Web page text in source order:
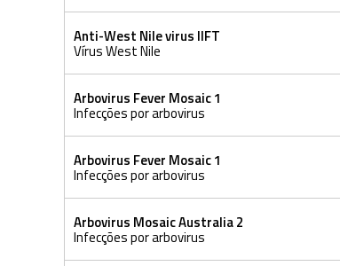
Anti-West Nile virus IIFT
Vírus West Nile
Arbovirus Fever Mosaic 1
Infecções por arbovirus
Arbovirus Fever Mosaic 1
Infecções por arbovirus
Arbovirus Mosaic Australia 2
Infecções por arbovirus